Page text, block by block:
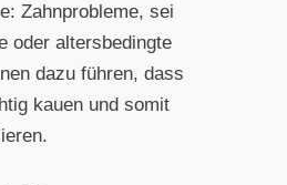
Zahnprobleme, sei
oder altersbedingte
dazu führen, dass
kauen und somit